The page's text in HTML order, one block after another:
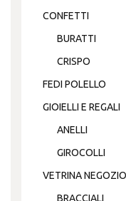
CONFETTI
BURATTI
CRISPO
FEDI POLELLO
GIOIELLI E REGALI
ANELLI
GIROCOLLI
VETRINA NEGOZIO
BRACCIALI